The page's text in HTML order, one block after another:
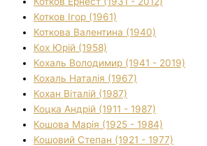
Котков Ігор (1961)
Коткова Валентина (1940)
Кох Юрій (1958)
Кохаль Володимир (1941 - 2019)
Кохаль Наталія (1967)
Кохан Віталій (1987)
Коцка Андрій (1911 - 1987)
Кошова Марія (1925 - 1984)
Кошовий Степан (1921 - 1977)